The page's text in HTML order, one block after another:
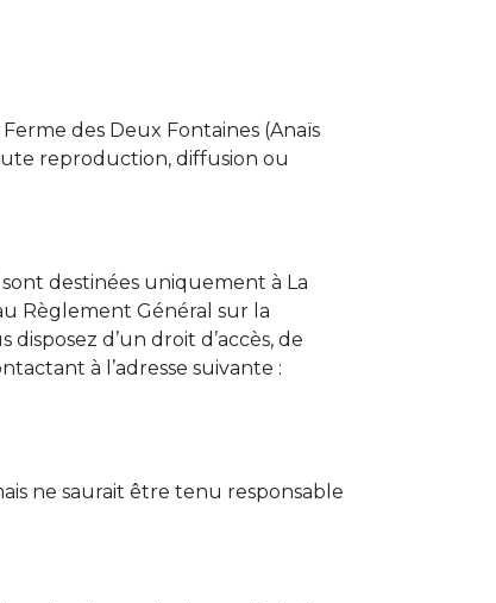
des Deux Fontaines (Anaïs
reproduction, diffusion ou
destinées uniquement à La
Règlement Général sur la
d’un droit d’accès, de
à l’adresse suivante :
ne saurait être tenu responsable